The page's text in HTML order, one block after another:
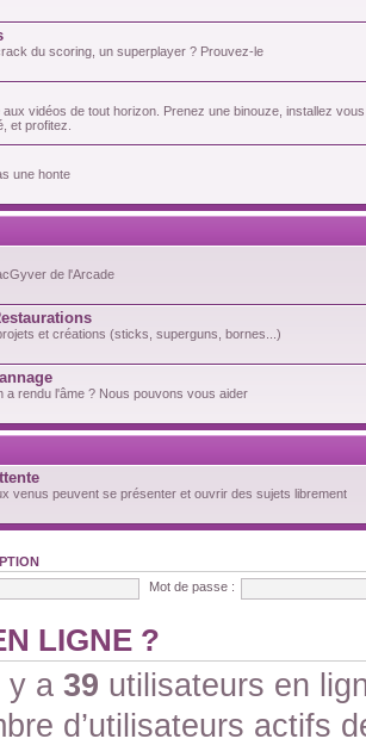
du scoring, un superplayer ? Prouvez-le
aux vidéos de tout horizon. Prenez une binouze, installez
et profitez.
une honte
de l'Arcade
et créations (sticks, superguns, bornes...)
a rendu l'âme ? Nous pouvons vous aider
venus peuvent se présenter et ouvrir des sujets librement
Mot de passe :
LIGNE ?
y a 39 utilisateurs en
d’utilisateurs actifs